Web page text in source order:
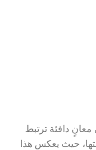
معانٍ دافئة ترتبط
حيث يعكس هذا